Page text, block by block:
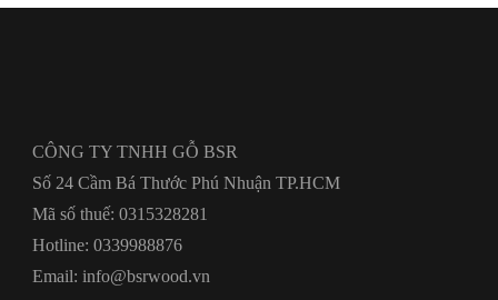
CÔNG TY TNHH GỖ BSR
Số 24 Cầm Bá Thước Phú Nhuận TP.HCM
Mã số thuế: 0315328281
Hotline: 0339988876
Email: info@bsrwood.vn